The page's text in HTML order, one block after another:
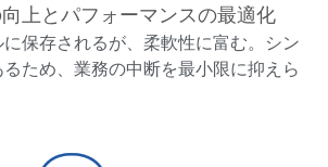
上とパフォーマンスの最適化
保存されるが、柔軟性に富む。シン
ため、業務の中断を最小限に抑えら